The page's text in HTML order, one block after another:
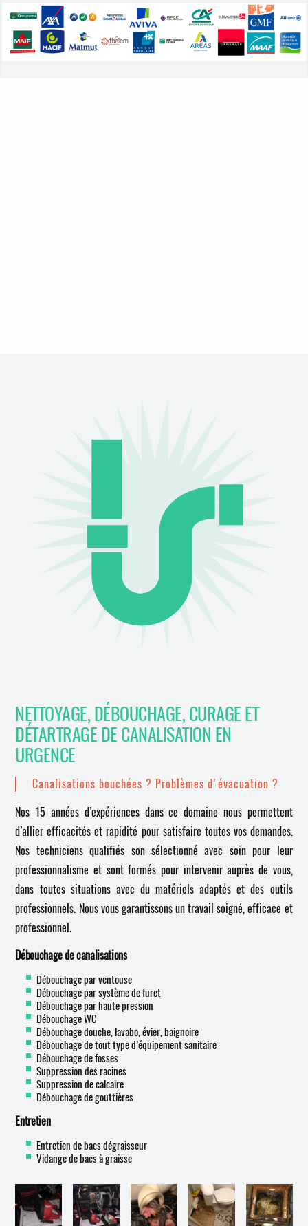
NETTOYAGE, DÉBOUCHAGE, CURAGE ET
DÉTARTRAGE DE CANALISATION EN
URGENCE
Canalisations bouchées ? Problèmes d'évacuation ?
Nos 15 années d’expériences dans ce domaine nous permettent
d’allier efficacités et rapidité pour satisfaire toutes vos demandes.
Nos techniciens qualifiés son sélectionné avec soin pour leur
professionnalisme et sont formés pour intervenir auprès de vous,
dans toutes situations avec du matériels adaptés et des outils
professionnels. Nous vous garantissons un travail soigné, efficace et
professionnel.
Débouchage de canalisations
Débouchage par ventouse
Débouchage par système de furet
Débouchage par haute pression
Débouchage WC
Débouchage douche, lavabo, évier, baignoire
Débouchage de tout type d’équipement sanitaire
Débouchage de fosses
Suppression des racines
Suppression de calcaire
Débouchage de gouttières
Entretien
Entretien de bacs dégraisseur
Vidange de bacs à graisse